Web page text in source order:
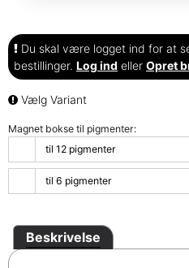
Du skal være logget ind for at
bestillinger. Log ind eller Opret
Vælg Variant
Magnet bokse til pigmenter:
til 12 pigmenter
til 6 pigmenter
Beskrivelse